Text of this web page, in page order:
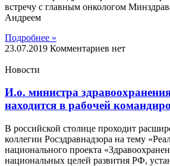
встречу с главным онкологом
Андреем
Подробнее »
23.07.2019 Комментариев нет
Новости
И.о. министра
находится в рабочей
В российской столице проходит
коллегии Росздравнадзора на тему
национального проекта
национальных целей развития РФ,